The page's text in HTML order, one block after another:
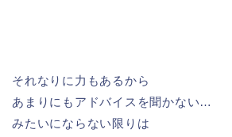
それなりに力もあるから
あまりにもアドバイスを聞かない…
みたいにならない限りは